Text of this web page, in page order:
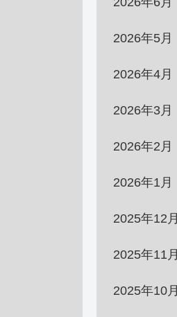
2026年5月
2026年4月
2026年3月
2026年2月
2026年1月
2025年12月
2025年11月
2025年10月